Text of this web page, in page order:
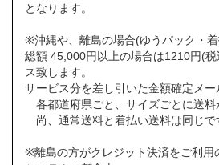
となります。
※沖縄や、離島の場合(ゆうパック・
総額 45,000円以上の場合は1210円(
ス致します。
サービス分を差し引いた金額確定メー
各都道府県ごと、サイズごとに送料
尚、通常送料と着払い送料は同じで
※離島の方がクレジット決済をご利用